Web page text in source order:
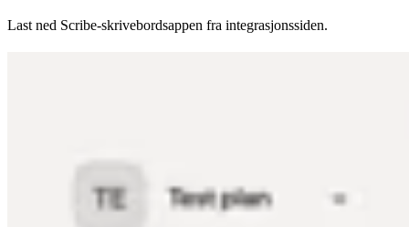
Last ned Scribe-skrivebordsappen fra integrasjonssiden.